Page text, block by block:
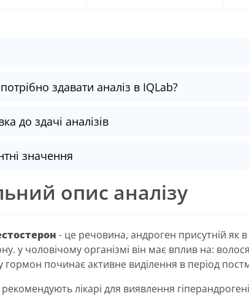
здавати аналіз в IQLab?
до здачі аналізів
значення
опис аналізу
- це речовина, андроген присутній як в
у чоловічому організмі він має вплив на:
гормон починає активне виділення в період
рекомендують лікарі для виявлення